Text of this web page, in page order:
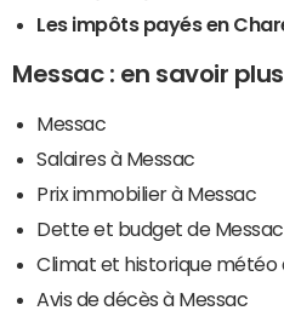
Les impôts payés en
Messac : en savoir plus
Messac
Salaires à Messac
Prix immobilier à Messac
Dette et budget de Messac
Climat et historique météo
Avis de décès à Messac